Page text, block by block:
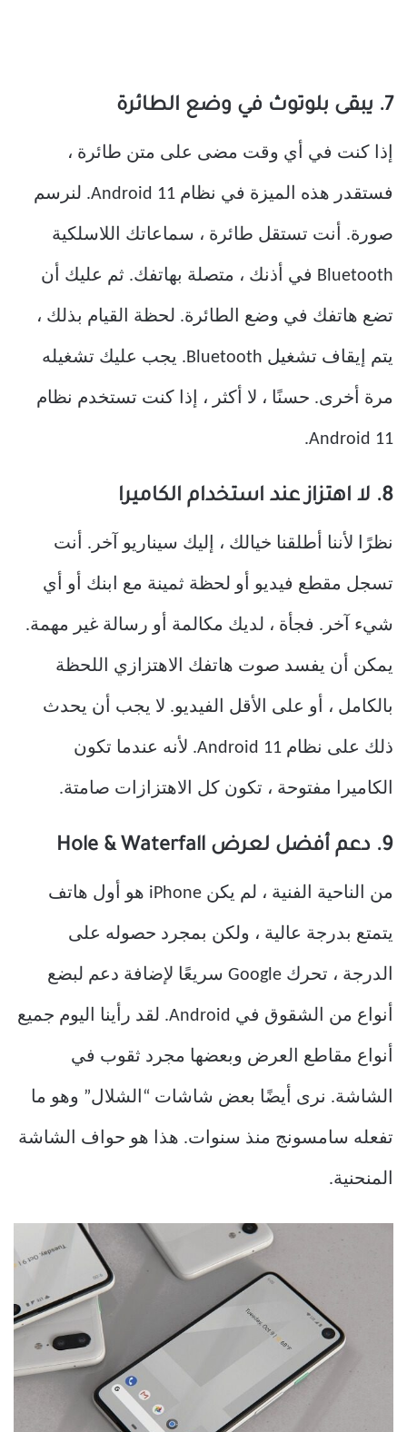
7. يبقى بلوتوث في وضع الطائرة
إذا كنت في أي وقت مضى على متن طائرة ،
فستقدر هذه الميزة في نظام Android 11. لنرسم
صورة. أنت تستقل طائرة ، سماعاتك اللاسلكية
Bluetooth في أذنك ، متصلة بهاتفك. ثم عليك أن
تضع هاتفك في وضع الطائرة. لحظة القيام بذلك ،
يتم إيقاف تشغيل Bluetooth. يجب عليك تشغيله
مرة أخرى. حسنًا ، لا أكثر ، إذا كنت تستخدم نظام
Android 11.
8. لا اهتزاز عند استخدام الكاميرا
نظرًا لأننا أطلقنا خيالك ، إليك سيناريو آخر. أنت
تسجل مقطع فيديو أو لحظة ثمينة مع ابنك أو أي
شيء آخر. فجأة ، لديك مكالمة أو رسالة غير مهمة.
يمكن أن يفسد صوت هاتفك الاهتزازي اللحظة
بالكامل ، أو على الأقل الفيديو. لا يجب أن يحدث
ذلك على نظام Android 11. لأنه عندما تكون
الكاميرا مفتوحة ، تكون كل الاهتزازات صامتة.
9. دعم أفضل لعرض Hole & Waterfall
من الناحية الفنية ، لم يكن iPhone هو أول هاتف
يتمتع بدرجة عالية ، ولكن بمجرد حصوله على
الدرجة ، تحرك Google سريعًا لإضافة دعم لبضع
أنواع من الشقوق في Android. لقد رأينا اليوم جميع
أنواع مقاطع العرض وبعضها مجرد ثقوب في
الشاشة. نرى أيضًا بعض شاشات “الشلال” وهو ما
تفعله سامسونج منذ سنوات. هذا هو حواف الشاشة
المنحنية.